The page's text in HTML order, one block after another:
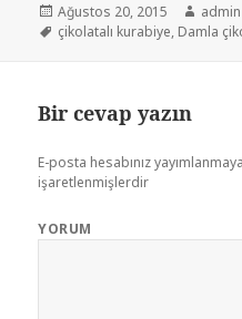
Yayın
tarihi
Ağustos 20, 2015 Yazar
admin
Etiketler
çikolatalı kurabiye, Damla
Bir cevap yazın
E-posta hesabınız
işaretlenmişlerdir
YORUM